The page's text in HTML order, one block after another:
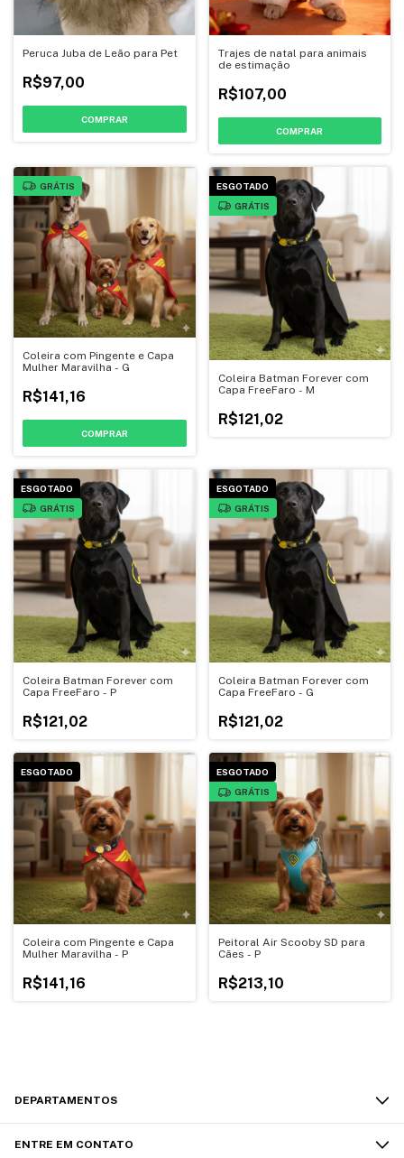
Peruca Juba de Leão para Pet
R$97,00
COMPRAR
Trajes de natal para animais
de estimação
R$107,00
COMPRAR
GRÁTIS
Coleira com Pingente e Capa
Mulher Maravilha - G
R$141,16
ESGOTADO
GRÁTIS
Coleira Batman Forever com
Capa FreeFaro - M
R$121,02
ESGOTADO
GRÁTIS
Coleira Batman Forever com
Capa FreeFaro - P
R$121,02
ESGOTADO
GRÁTIS
Coleira Batman Forever com
Capa FreeFaro - G
R$121,02
ESGOTADO
Coleira com Pingente e Capa
Mulher Maravilha - P
R$141,16
ESGOTADO
GRÁTIS
Peitoral Air Scooby SD para
Cães - P
R$213,10
DEPARTAMENTOS
ENTRE EM CONTATO